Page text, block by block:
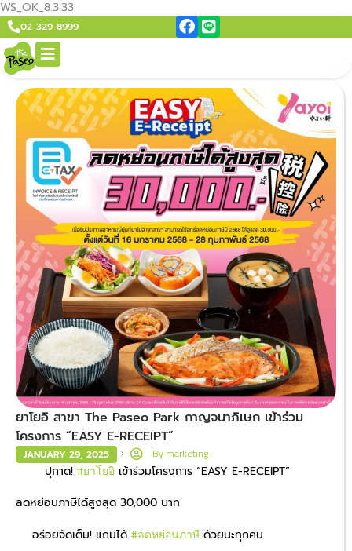
WS_OK_8.3.33
02-329-8999
ยาโยอิ สาขา The Paseo Park กาญจนาภิเษก เข้าร่วม
โครงการ “EASY E-RECEIPT”
JANUARY 29, 2025 By marketing
ปุกาด! #ยาโยอิ เข้าร่วมโครงการ “EASY E-RECEIPT”
ลดหย่อนภาษีได้สูงสุด 30,000 บาท
อร่อยจัดเต็ม! แถมได้ #ลดหย่อนภาษี ด้วยนะทุกคน